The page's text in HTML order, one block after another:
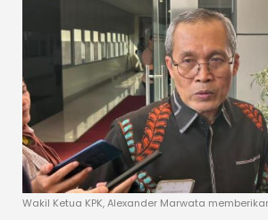
Wakil Ketua KPK, Alexander Marwata